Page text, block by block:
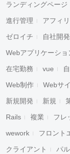
ランディングページ
進行管理 アフィ
ゼロイチ 自社開発
Webアプリケーショ
在宅勤務 vue
Web制作 Webサ
新規開発 新規
Rails 複業 フレ
wework フロント
クライアント パ